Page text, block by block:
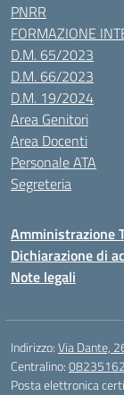
PNRR
FORMAZIONE
D.M. 65/2023
D.M. 66/2023
D.M. 19/2024
Area Genitori
Area Docenti
Personale ATA
Segreteria
Amministrazione
Dichiarazione di
Note legali
Indirizzo:Via Dante,
Centralino:
Posta elettronica